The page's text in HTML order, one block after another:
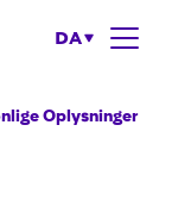
DA
Oplysninger